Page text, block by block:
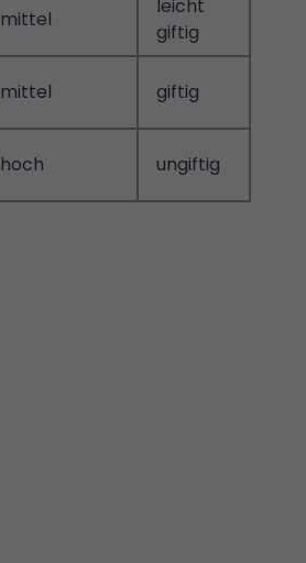
mittel
leicht
giftig
mittel giftig
hoch ungiftig